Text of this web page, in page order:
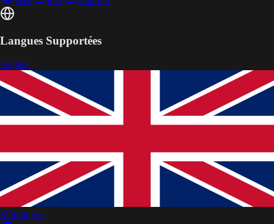
Langues Supportées
Anglais
Multilingue